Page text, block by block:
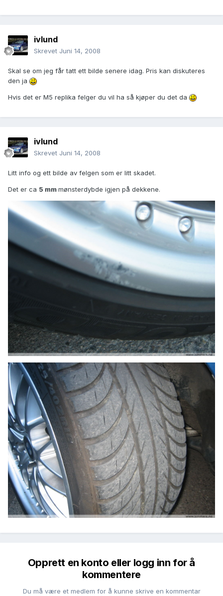
ivlund
Skrevet Juni 14, 2008
Skal se om jeg får tatt ett bilde senere idag. Pris kan diskuteres
den ja
Hvis det er M5 replika felger du vil ha så kjøper du det da
ivlund
Skrevet Juni 14, 2008
Litt info og ett bilde av felgen som er litt skadet.
Det er ca 5 mm mønsterdybde igjen på dekkene.
Opprett en konto eller logg inn for å
kommentere
Du må være et medlem for å kunne skrive en kommentar